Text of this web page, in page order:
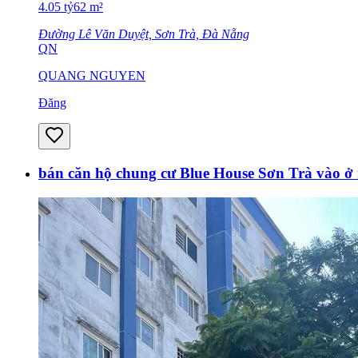
4.05 tỷ62 m²
Đường Lê Văn Duyệt, Sơn Trà, Đà Nẵng
QN
QUANG NGUYEN
Đăng
bán căn hộ chung cư Blue House Sơn Trà vào ở